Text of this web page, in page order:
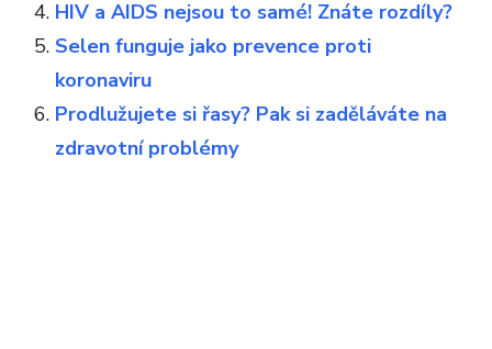
HIV a AIDS nejsou to samé! Znáte rozdíly?
Selen funguje jako prevence proti
koronaviru
Prodlužujete si řasy? Pak si zaděláváte na
zdravotní problémy